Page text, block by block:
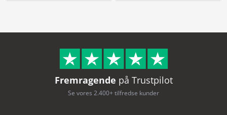
Fremragende på Trustpilot
Se vores 2.400+ tilfredse kunder